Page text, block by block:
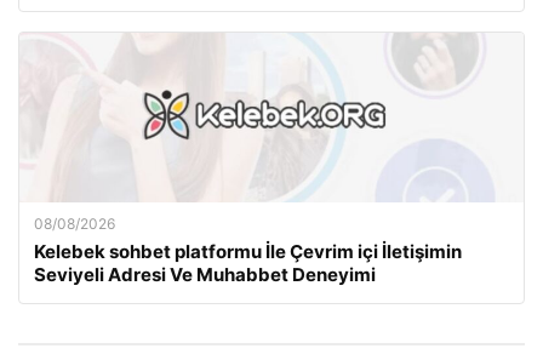
08/08/2026
Kelebek sohbet platformu İle Çevrim içi İletişimin
Seviyeli Adresi Ve Muhabbet Deneyimi